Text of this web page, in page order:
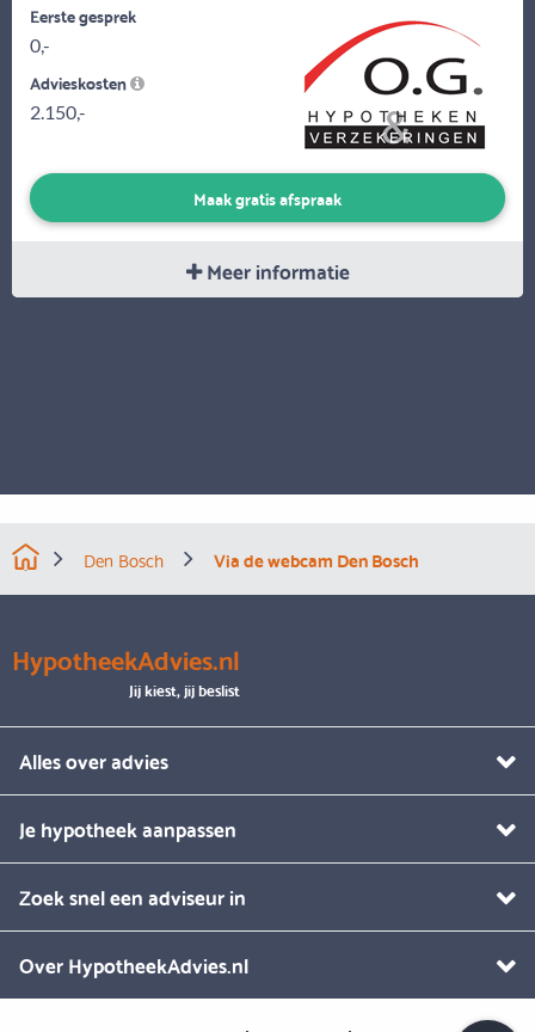
Eerste gesprek
0,-
Advieskosten
2.150,-
Maak gratis afspraak
Meer informatie
Den Bosch Via de webcam Den Bosch
HypotheekAdvies.nl
Jij kiest, jij beslist
Alles over advies
Je hypotheek aanpassen
Zoek snel een adviseur in
Over HypotheekAdvies.nl